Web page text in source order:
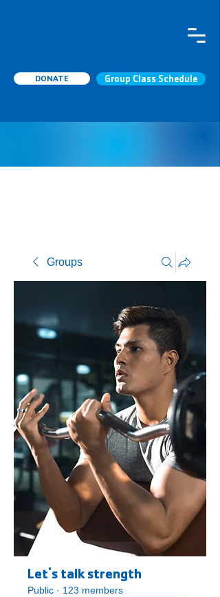
DONATE Group Class Schedule
Groups
Let's talk strength
Public · 123 members